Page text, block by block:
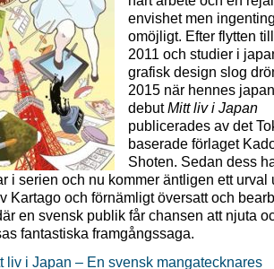
envishet men
omöjligt. Efter flytten
2011 och studier i
grafisk design slog
2015 när hennes
debutMitt liv i Japan
publicerades av det
baserade förlaget
Shoten. Sedan dess
i serien och nu kommer äntligen ett urval
Kartago och förnämligt översatt och
en svensk publik får chansen att njuta
fantastiska framgångssaga.
liv i Japan – En svensk mangatecknares